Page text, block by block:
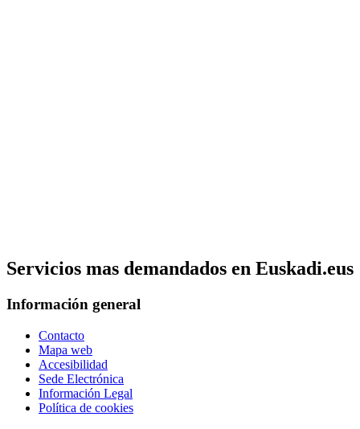
Servicios mas demandados en Euskadi.eus
Información general
Contacto
Mapa web
Accesibilidad
Sede Electrónica
Información Legal
Política de cookies